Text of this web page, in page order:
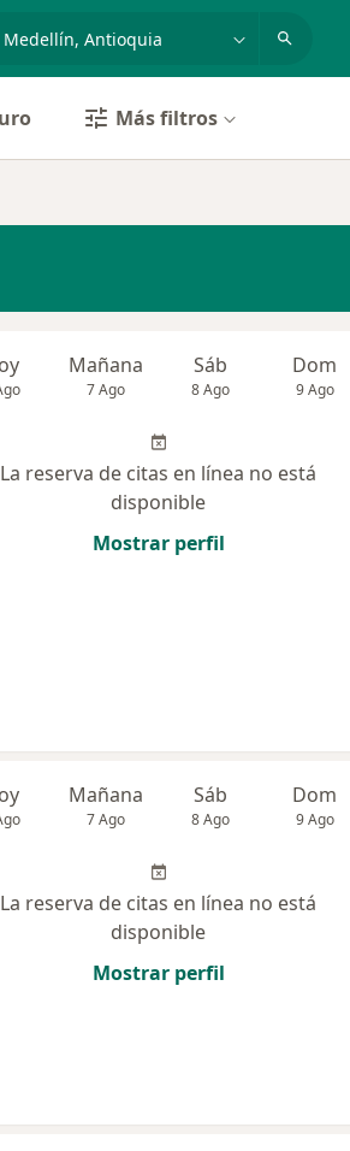
p. ej. Bogotá
Más filtros
Mañana
7 Ago
Sáb
8 Ago
Dom
9 Ago
La reserva de citas en línea no está
disponible
Mostrar perfil
Mañana
7 Ago
Sáb
8 Ago
Dom
9 Ago
La reserva de citas en línea no está
disponible
Mostrar perfil